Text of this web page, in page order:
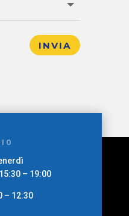
INVIA
– 19:00
– 12:30